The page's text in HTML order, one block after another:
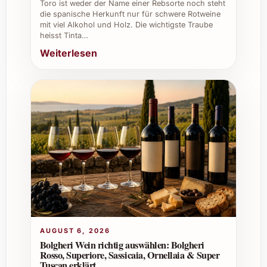
Passende Anlässe zum Verschenken und
Genießen
hervorragend als Geschenk zu zahlreichen
festlichen und persönlichen Gelegenheiten,
zum Beispiel:
Geburtstagsfeiern
Hochzeiten und Verlobungen
Weihnachten und Silvester
Sommerfeste und Gartenpartys
Firmenjubiläen und Firmenevents
Als eleganter Empfangsdrink bei
Veranstaltungen oder Dinners
Tipps für den Genuss
Toro ist weder der Name einer Rebsorte noch steht
die spanische Herkunft nur für schwere Rotweine
mit viel Alkohol und Holz. Die wichtigste Traube
heisst Tinta…
Weiterlesen
AUGUST 6, 2026
Bolgheri Wein richtig auswählen: Bolgheri
Rosso, Superiore, Sassicaia, Ornellaia & Super